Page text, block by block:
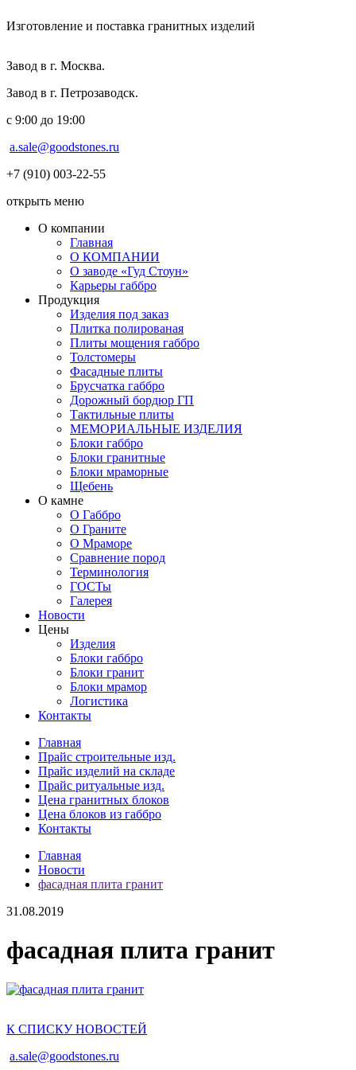
Изготовление и поставка гранитных изделий
Завод в г. Москва.
Завод в г. Петрозаводск.
с 9:00 до 19:00
a.sale@goodstones.ru
+7 (910) 003-22-55
открыть меню
О компании
Главная
О КОМПАНИИ
О заводе «Гуд Стоун»
Карьеры габбро
Продукция
Изделия под заказ
Плитка полированая
Плиты мощения габбро
Толстомеры
Фасадные плиты
Брусчатка габбро
Дорожный бордюр ГП
Тактильные плиты
МЕМОРИАЛЬНЫЕ ИЗДЕЛИЯ
Блоки габбро
Блоки гранитные
Блоки мраморные
Щебень
О камне
О Габбро
О Граните
О Мраморе
Сравнение пород
Терминология
ГОСТы
Галерея
Новости
Цены
Изделия
Блоки габбро
Блоки гранит
Блоки мрамор
Логистика
Контакты
Главная
Прайс строительные изд.
Прайс изделий на складе
Прайс ритуальные изд.
Цена гранитных блоков
Цена блоков из габбро
Контакты
Главная
Новости
фасадная плита гранит
31.08.2019
фасадная плита гранит
К СПИСКУ НОВОСТЕЙ
a.sale@goodstones.ru